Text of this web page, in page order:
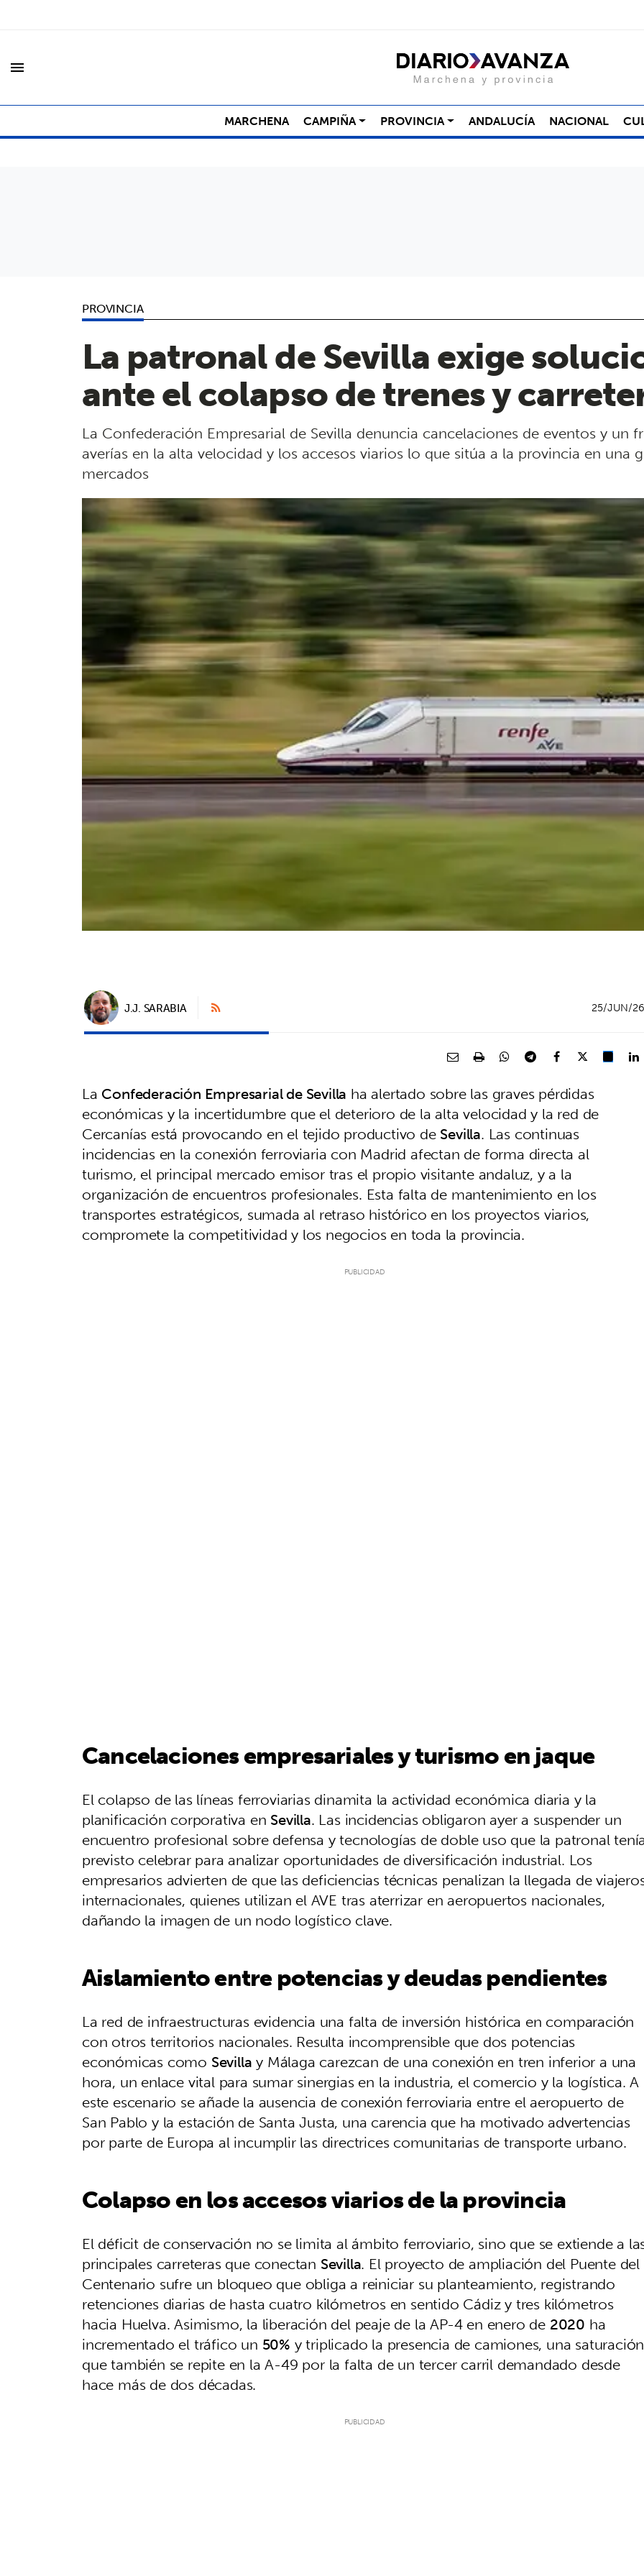
menu
MARCHENA CAMPIÑA PROVINCIA ANDALUCÍA NACIONAL
PROVINCIA
La patronal de Sevilla exige
ante el colapso de trenes y
La Confederación Empresarial de Sevilla denuncia cancelaciones de eventos y un
averías en la alta velocidad y los accesos viarios lo que sitúa a la provincia en una
mercados
J.J. SARABIA 25/JUN/26
La Confederación Empresarial de Sevilla ha alertado sobre las graves pérdidas
económicas y la incertidumbre que el deterioro de la alta velocidad y la red de
Cercanías está provocando en el tejido productivo deSevilla. Las continuas
incidencias en la conexión ferroviaria con Madrid afectan de forma directa al
turismo, el principal mercado emisor tras el propio visitante andaluz, y a la
organización de encuentros profesionales. Esta falta de mantenimiento en los
transportes estratégicos, sumada al retraso histórico en los proyectos viarios,
compromete la competitividad y los negocios en toda la provincia.
Cancelaciones empresariales y turismo en jaque
El colapso de las líneas ferroviarias dinamita la actividad económica diaria y la
planificación corporativa en Sevilla. Las incidencias obligaron ayer a suspender un
encuentro profesional sobre defensa y tecnologías de doble uso que la patronal
previsto celebrar para analizar oportunidades de diversificación industrial. Los
empresarios advierten de que las deficiencias técnicas penalizan la llegada de
internacionales, quienes utilizan el AVE tras aterrizar en aeropuertos nacionales,
dañando la imagen de un nodo logístico clave.
Aislamiento entre potencias y deudas pendientes
La red de infraestructuras evidencia una falta de inversión histórica en comparación
con otros territorios nacionales. Resulta incomprensible que dos potencias
económicas como Sevillay Málaga carezcan de una conexión en tren inferior a una
hora, un enlace vital para sumar sinergias en la industria, el comercio y la logística. A
este escenario se añade la ausencia de conexión ferroviaria entre el aeropuerto de
San Pablo y la estación de Santa Justa, una carencia que ha motivado advertencias
por parte de Europa al incumplir las directrices comunitarias de transporte urbano.
Colapso en los accesos viarios de la provincia
El déficit de conservación no se limita al ámbito ferroviario, sino que se extiende a
principales carreteras que conectan Sevilla. El proyecto de ampliación del Puente del
Centenario sufre un bloqueo que obliga a reiniciar su planteamiento, registrando
retenciones diarias de hasta cuatro kilómetros en sentido Cádiz y tres kilómetros
hacia Huelva. Asimismo, la liberación del peaje de la AP-4 en enero de 2020 ha
incrementado el tráfico un 50% y triplicado la presencia de camiones, una saturación
que también se repite en la A-49 por la falta de un tercer carril demandado desde
hace más de dos décadas.